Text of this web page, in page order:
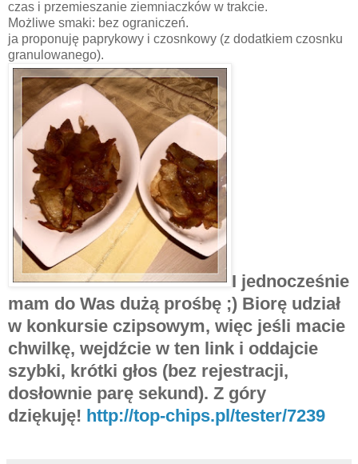
czas i przemieszanie ziemniaczków w trakcie.
Możliwe smaki: bez ograniczeń.
ja proponuję paprykowy i czosnkowy (z dodatkiem czosnku
granulowanego).
I jednocześnie
mam do Was dużą prośbę ;) Biorę udział
w konkursie czipsowym, więc jeśli macie
chwilkę, wejdźcie w ten link i oddajcie
szybki, krótki głos (bez rejestracji,
dosłownie parę sekund). Z góry
dziękuję! http://top-chips.pl/tester/7239